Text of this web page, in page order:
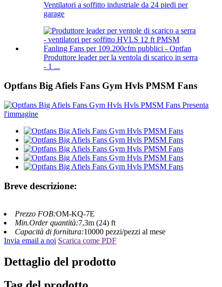
Ventilatori a soffitto industriale da 24 piedi per
garage
Produttore leader per la ventola di scarico in serra
- 1 ...
Optfans Big Afiels Fans Gym Hvls PMSM Fans
Breve descrizione:
Prezzo FOB:OM-KQ-7E
Min.Order quantità:7,3m (24) ft
Capacità di fornitura:10000 pezzi/pezzi al mese
Invia email a noi Scarica come PDF
Dettaglio del prodotto